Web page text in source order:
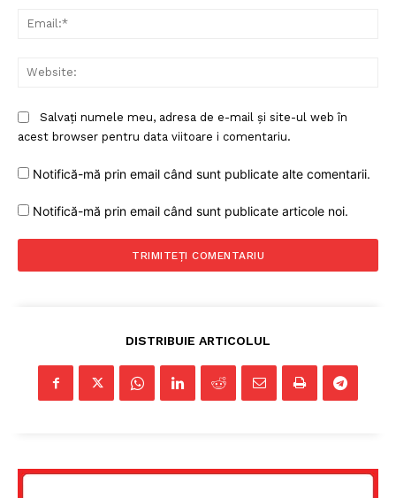
Salvați numele meu, adresa de e-mail și site-ul web în
acest browser pentru data viitoare i comentariu.
Notifică-mă prin email când sunt publicate alte comentarii.
Notifică-mă prin email când sunt publicate articole noi.
DISTRIBUIE ARTICOLUL